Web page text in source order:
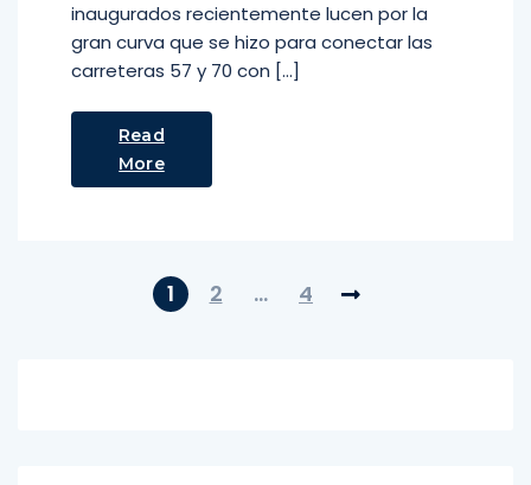
inaugurados recientemente lucen por la
gran curva que se hizo para conectar las
carreteras 57 y 70 con […]
Read
More
1 2 … 4